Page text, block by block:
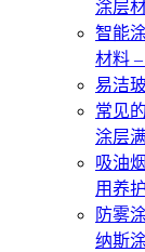
涂层
智能
材料
易洁
常见
涂层
吸油
用养
防雾
纳斯